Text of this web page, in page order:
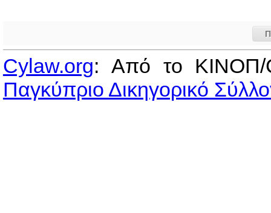
Cylaw.org: Από το
Παγκύπριο Δικηγορικό